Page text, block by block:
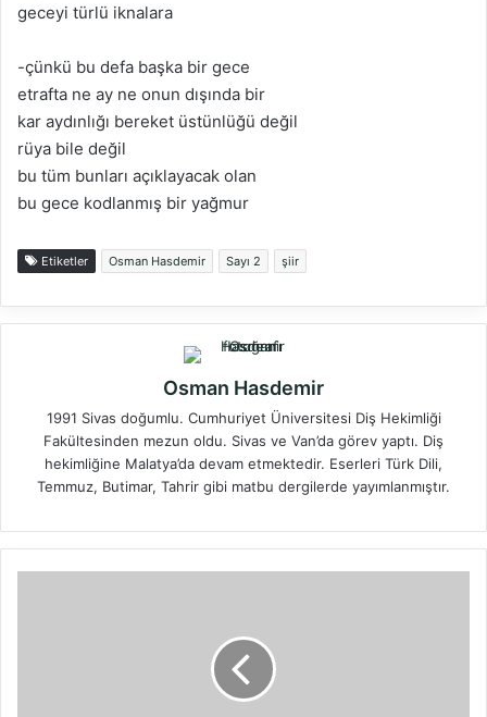
geceyi türlü iknalara
-çünkü bu defa başka bir gece
etrafta ne ay ne onun dışında bir
kar aydınlığı bereket üstünlüğü değil
rüya bile değil
bu tüm bunları açıklayacak olan
bu gece kodlanmış bir yağmur
Etiketler Osman Hasdemir Sayı 2 şiir
Osman Hasdemir
1991 Sivas doğumlu. Cumhuriyet Üniversitesi Diş Hekimliği
Fakültesinden mezun oldu. Sivas ve Van’da görev yaptı. Diş
hekimliğine Malatya’da devam etmektedir. Eserleri Türk Dili,
Temmuz, Butimar, Tahrir gibi matbu dergilerde yayımlanmıştır.